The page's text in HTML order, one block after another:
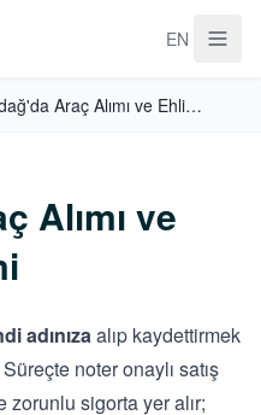
EN
Karadağ'da Araç Alımı ve Ehliyet Değişimi
Alımı ve
adınızaalıp kaydettirmek
noter onaylı satış
sigorta yer alır;